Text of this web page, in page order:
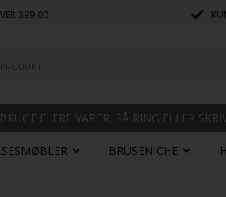
399,00
FLERE VARER, SÅ RING ELLER
BRUSENICHE